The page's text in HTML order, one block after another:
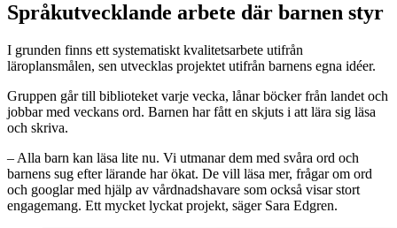
Språkutvecklande arbete där barnen styr
I grunden finns ett systematiskt kvalitetsarbete utifrån
läroplansmålen, sen utvecklas projektet utifrån barnens egna idéer.
Gruppen går till biblioteket varje vecka, lånar böcker från landet och
jobbar med veckans ord. Barnen har fått en skjuts i att lära sig läsa
och skriva.
– Alla barn kan läsa lite nu. Vi utmanar dem med svåra ord och
barnens sug efter lärande har ökat. De vill läsa mer, frågar om ord
och googlar med hjälp av vårdnadshavare som också visar stort
engagemang. Ett mycket lyckat projekt, säger Sara Edgren.